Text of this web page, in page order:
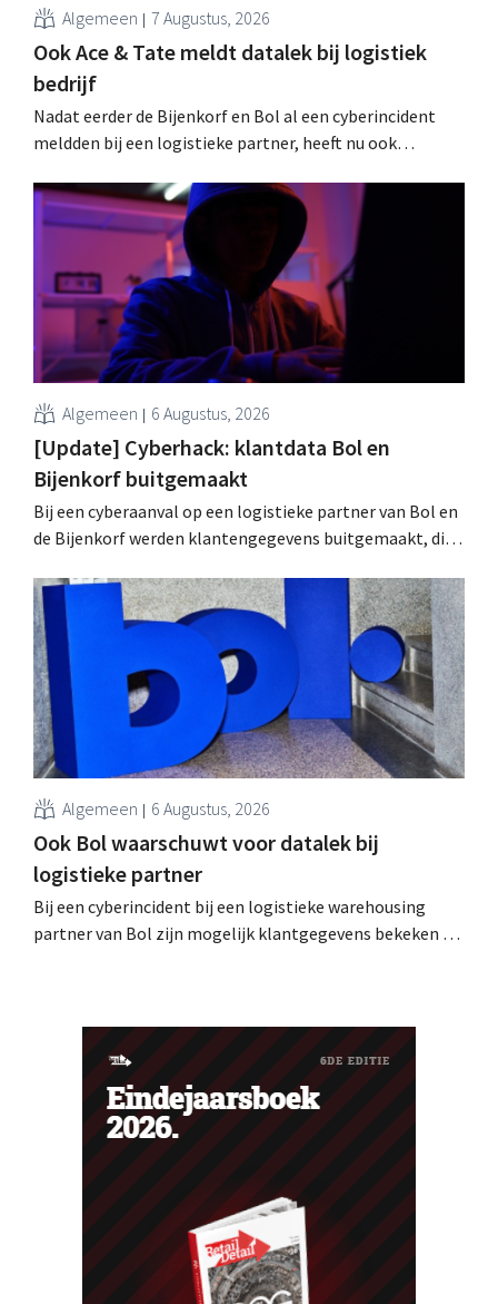
Algemeen 7 Augustus, 2026
Ook Ace & Tate meldt datalek bij logistiek
bedrijf
Nadat eerder de Bijenkorf en Bol al een cyberincident
meldden bij een logistieke partner, heeft nu ook
datalek. Financiële gegevens, gebruikersnamen en
wachtwoorden zijn niet getroffen.
Algemeen 6 Augustus, 2026
[Update] Cyberhack: klantdata Bol en
Bijenkorf buitgemaakt
Bij een cyberaanval op een logistieke partner van Bol en
de Bijenkorf werden klantengegevens buitgemaakt, die
De retailers roepen klanten op alert te zijn voor
phishing.
Algemeen 6 Augustus, 2026
Ook Bol waarschuwt voor datalek bij
logistieke partner
Bij een cyberincident bij een logistieke warehousing
partner van Bol zijn mogelijk klantgegevens bekeken of